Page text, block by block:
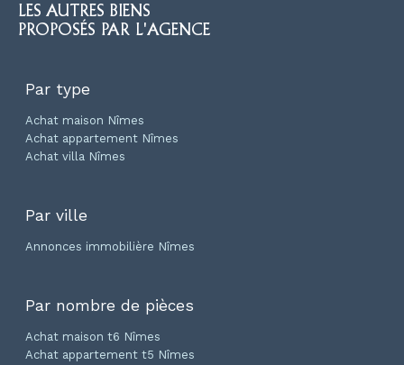
LES AUTRES BIENS
PROPOSÉS PAR L'AGENCE
Par type
Achat maison Nîmes
Achat appartement Nîmes
Achat villa Nîmes
Par ville
Annonces immobilière Nîmes
Par nombre de pièces
Achat maison t6 Nîmes
Achat appartement t5 Nîmes